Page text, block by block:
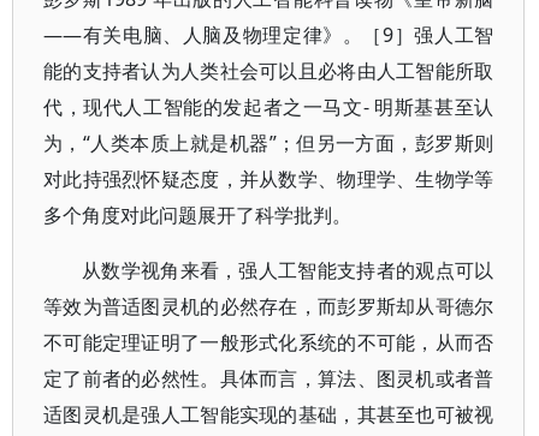
——有关电脑、人脑及物理定律》。［9］强人工智
能的支持者认为人类社会可以且必将由人工智能所取
代，现代人工智能的发起者之一马文- 明斯基甚至认
为，“人类本质上就是机器”；但另一方面，彭罗斯则
对此持强烈怀疑态度，并从数学、物理学、生物学等
多个角度对此问题展开了科学批判。
从数学视角来看，强人工智能支持者的观点可以
等效为普适图灵机的必然存在，而彭罗斯却从哥德尔
不可能定理证明了一般形式化系统的不可能，从而否
定了前者的必然性。具体而言，算法、图灵机或者普
适图灵机是强人工智能实现的基础，其甚至也可被视